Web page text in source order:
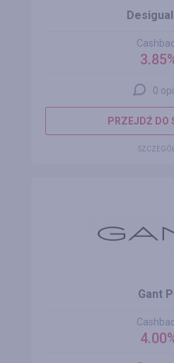
0
PRZEJDŹ DO
Gant